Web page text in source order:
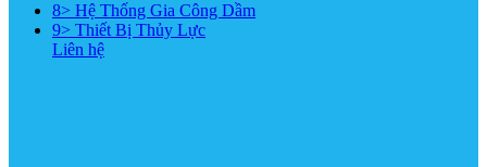
8> Hệ Thống Gia Công Dầm
9> Thiết Bị Thủy Lực
Liên hệ